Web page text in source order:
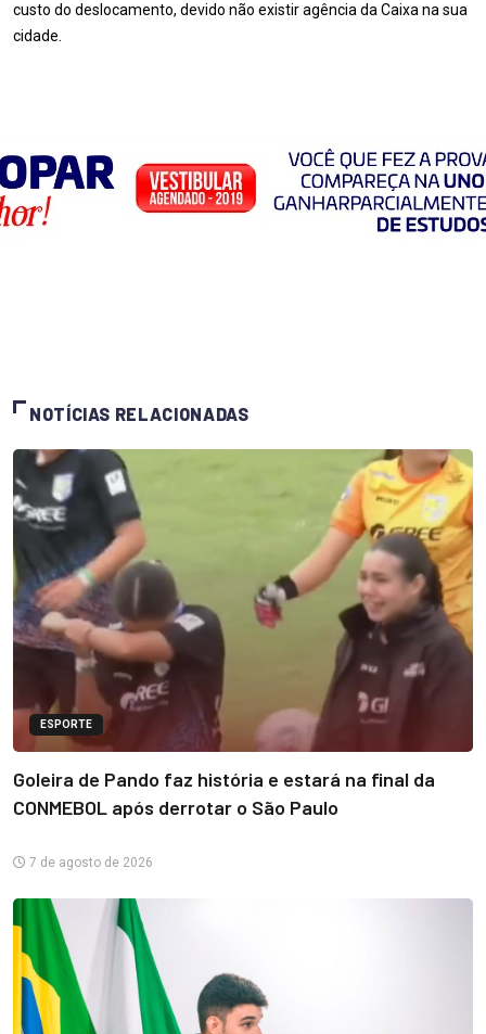
custo do deslocamento, devido não existir agência da Caixa na sua
cidade.
NOTÍCIAS RELACIONADAS
ESPORTE
Goleira de Pando faz história e estará na final da
CONMEBOL após derrotar o São Paulo
7 de agosto de 2026